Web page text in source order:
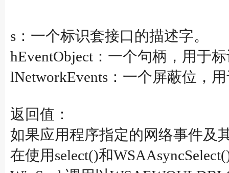
s：一个标识套接口的描述字。
hEventObject：一个句柄，用于
lNetworkEvents：一个屏蔽位，
返回值：
如果应用程序指定的网络事件及
在使用select()和